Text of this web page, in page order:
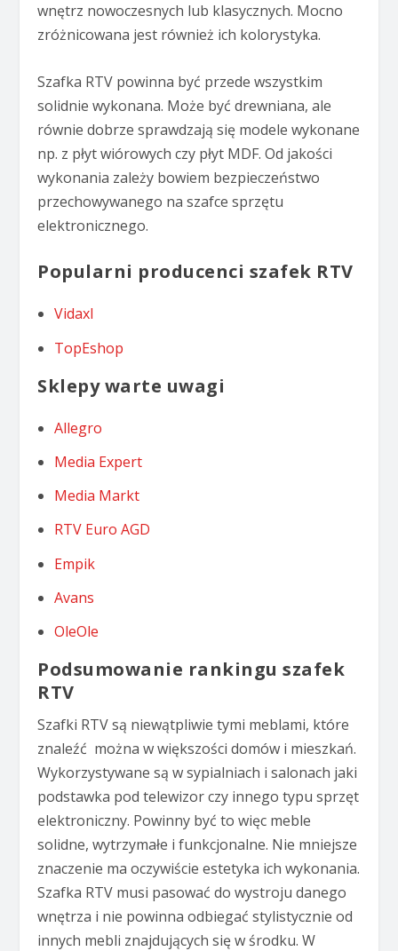
wnętrz nowoczesnych lub klasycznych. Mocno
zróżnicowana jest również ich kolorystyka.
Szafka RTV powinna być przede wszystkim
solidnie wykonana. Może być drewniana, ale
równie dobrze sprawdzają się modele wykonane
np. z płyt wiórowych czy płyt MDF. Od jakości
wykonania zależy bowiem bezpieczeństwo
przechowywanego na szafce sprzętu
elektronicznego.
Popularni producenci szafek RTV
Vidaxl
TopEshop
Sklepy warte uwagi
Allegro
Media Expert
Media Markt
RTV Euro AGD
Empik
Avans
OleOle
Podsumowanie rankingu szafek
RTV
Szafki RTV są niewątpliwie tymi meblami, które
znaleźć można w większości domów i mieszkań.
Wykorzystywane są w sypialniach i salonach jaki
podstawka pod telewizor czy innego typu sprzęt
elektroniczny. Powinny być to więc meble
solidne, wytrzymałe i funkcjonalne. Nie mniejsze
znaczenie ma oczywiście estetyka ich wykonania.
Szafka RTV musi pasować do wystroju danego
wnętrza i nie powinna odbiegać stylistycznie od
innych mebli znajdujących się w środku. W